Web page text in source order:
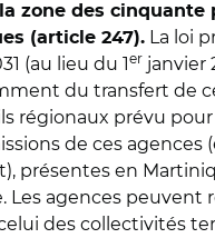
zone des cinquante
(article 247). La loi
(au lieu du 1er janvier
du transfert de
régionaux prévu pour
de ces agences
présentes en
Les agences peuvent
des collectivités